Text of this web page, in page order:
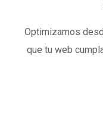
Optimizamos
que tu web